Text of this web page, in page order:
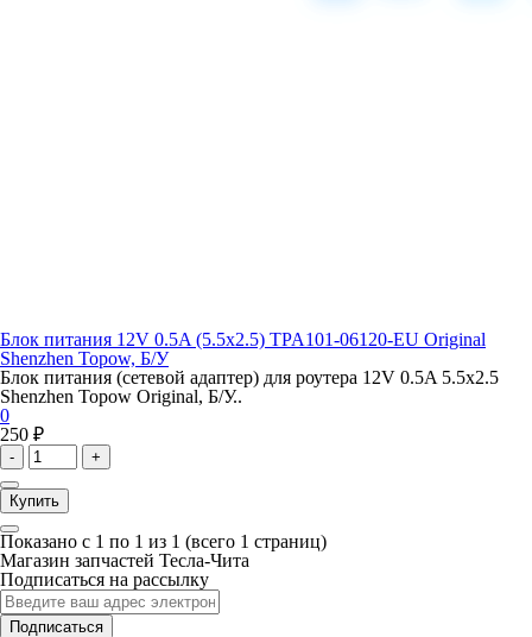
Блок питания 12V 0.5A (5.5x2.5) TPA101-06120-EU Original
Shenzhen Topow, Б/У
Блок питания (сетевой адаптер) для роутера 12V 0.5A 5.5x2.5
Shenzhen Topow Original, Б/У..
0
250 ₽
- +
Купить
Показано с 1 по 1 из 1 (всего 1 страниц)
Магазин запчастей Тесла-Чита
Подписаться на рассылку
Подписаться